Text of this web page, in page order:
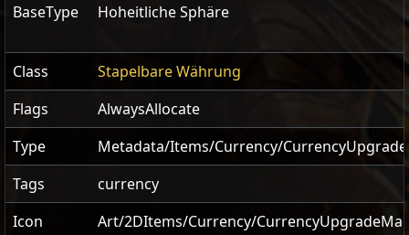
BaseType Hoheitliche Sphäre
Class
Stapelbare Währung
Flags
AlwaysAllocate
Type
Metadata/Items/Currency/
Tags
currency
Icon
Art/2DItems/Currency/